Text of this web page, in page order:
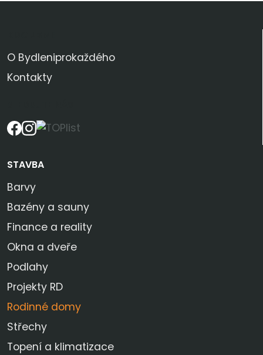
O Bydleniprokaždého
Kontakty
STAVBA
Barvy
Bazény a sauny
Finance a reality
Okna a dveře
Podlahy
Projekty RD
Rodinné domy
Střechy
Topení a klimatizace